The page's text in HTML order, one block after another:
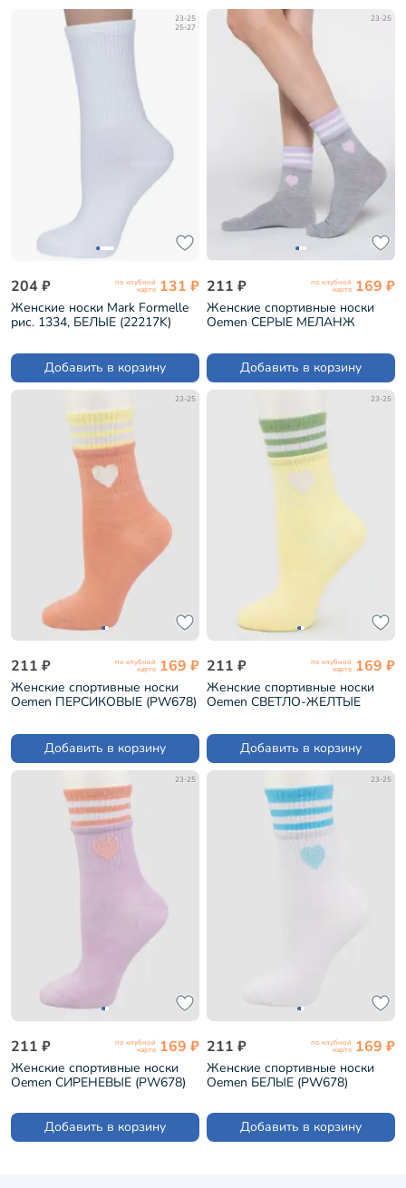
23-25
25-27
204 ₽ по клубной
карте 131 ₽
Женские носки Mark Formelle
рис. 1334, БЕЛЫЕ (22217K)
Добавить в корзину
23-25
211 ₽ по клубной
карте 169 ₽
Женские спортивные носки
Oemen СЕРЫЕ МЕЛАНЖ
Добавить в корзину
23-25
211 ₽ по клубной
карте 169 ₽
Женские спортивные носки
Oemen ПЕРСИКОВЫЕ (PW678)
Добавить в корзину
23-25
211 ₽ по клубной
карте 169 ₽
Женские спортивные носки
Oemen СВЕТЛО-ЖЕЛТЫЕ
Добавить в корзину
23-25
211 ₽ по клубной
карте 169 ₽
Женские спортивные носки
Oemen СИРЕНЕВЫЕ (PW678)
Добавить в корзину
23-25
211 ₽ по клубной
карте 169 ₽
Женские спортивные носки
Oemen БЕЛЫЕ (PW678)
Добавить в корзину